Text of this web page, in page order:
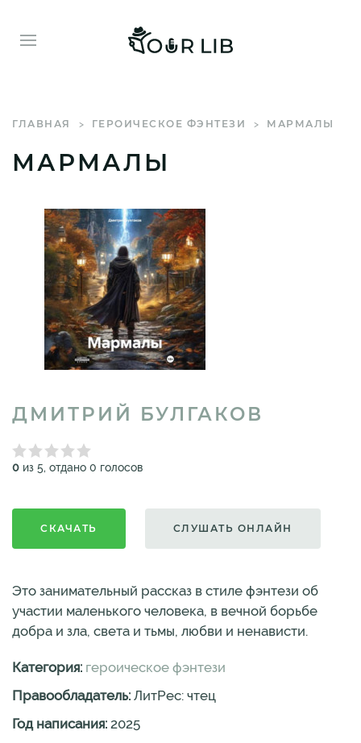
ГЛАВНАЯ ГЕРОИЧЕСКОЕ ФЭНТЕЗИ МАРМАЛЫ
МАРМАЛЫ
ДМИТРИЙ БУЛГАКОВ
0 из 5, отдано 0 голосов
СКАЧАТЬ СЛУШАТЬ ОНЛАЙН
Это занимательный рассказ в стиле фэнтези об
участии маленького человека, в вечной борьбе
добра и зла, света и тьмы, любви и ненависти.
Категория: героическое фэнтези
Правообладатель: ЛитРес: чтец
Год написания: 2025